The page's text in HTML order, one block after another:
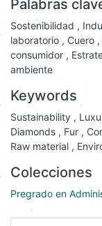
Palabras
Sostenibilidad ,
laboratorio , Cuero ,
consumidor ,
ambiente
Keywords
Sustainability ,
Diamonds , Fur ,
Raw material ,
Colecciones
Pregrado en